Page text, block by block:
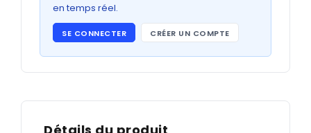
Plans
Bâche
ADHÉSIFS
en temps réel.
SE CONNECTER CRÉER UN COMPTE